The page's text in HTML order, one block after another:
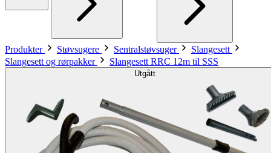
Produkter Støvsugere Sentralstøvsuger
Slangesett
Slangesett og rørpakker
Slangesett RRC 12m til SSS
Utgått